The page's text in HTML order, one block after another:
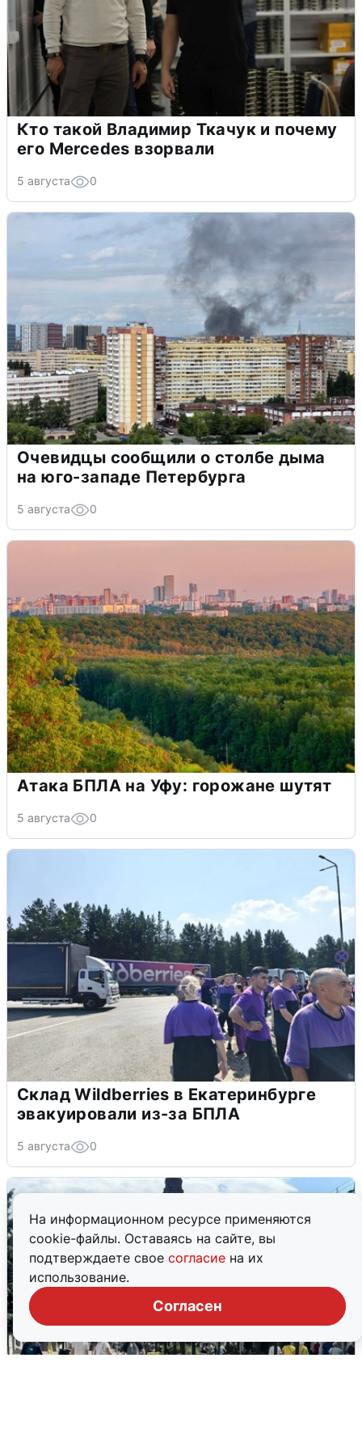
На информационном ресурсе применяются
cookie-файлы. Оставаясь на сайте, вы
подтверждаете свое согласие на их
использование.
Согласен
Кто такой Владимир Ткачук и почему
его Mercedes взорвали
5 августа 0
Очевидцы сообщили о столбе дыма
на юго-западе Петербурга
5 августа 0
Атака БПЛА на Уфу: горожане шутят
5 августа 0
Склад Wildberries в Екатеринбурге
эвакуировали из-за БПЛА
5 августа 0